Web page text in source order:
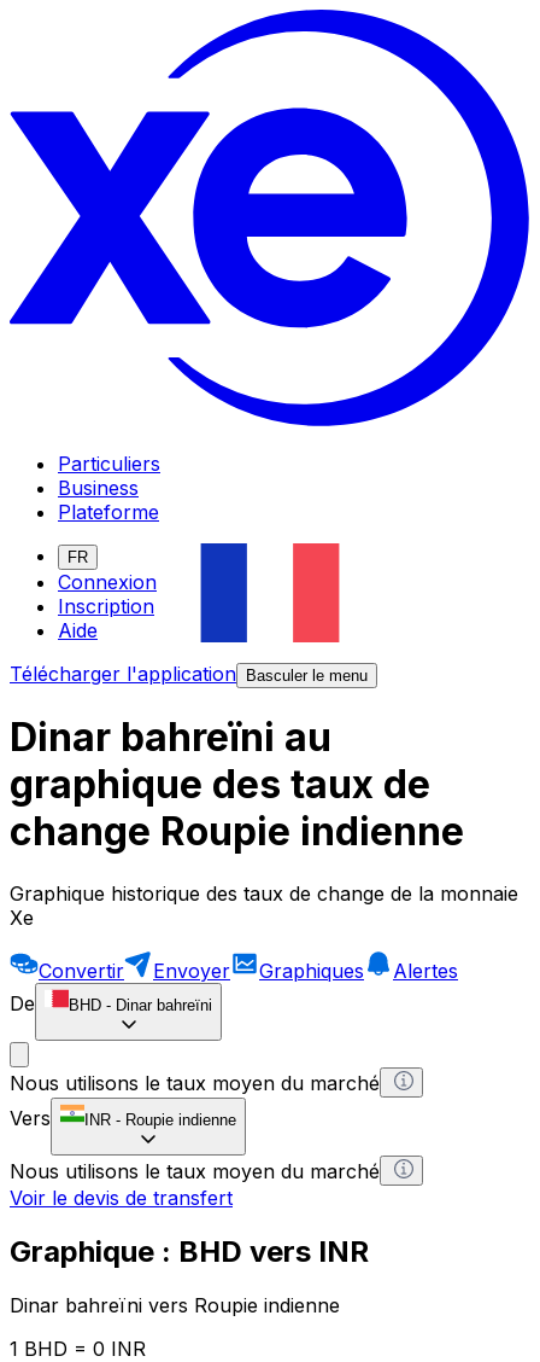
Particuliers
Business
Plateforme
FR
Connexion
Inscription
Aide
Télécharger l'application
Basculer le menu
Dinar bahreïni au
graphique des taux de
change Roupie indienne
Graphique historique des taux de change de la monnaie
Xe
Convertir Envoyer Graphiques
Alertes
De
BHD - Dinar bahreïni
Nous utilisons le taux moyen du marché
Vers
INR - Roupie indienne
Nous utilisons le taux moyen du marché
Voir le devis de transfert
Graphique : BHD vers INR
Dinar bahreïni vers Roupie indienne
1 BHD = 0 INR